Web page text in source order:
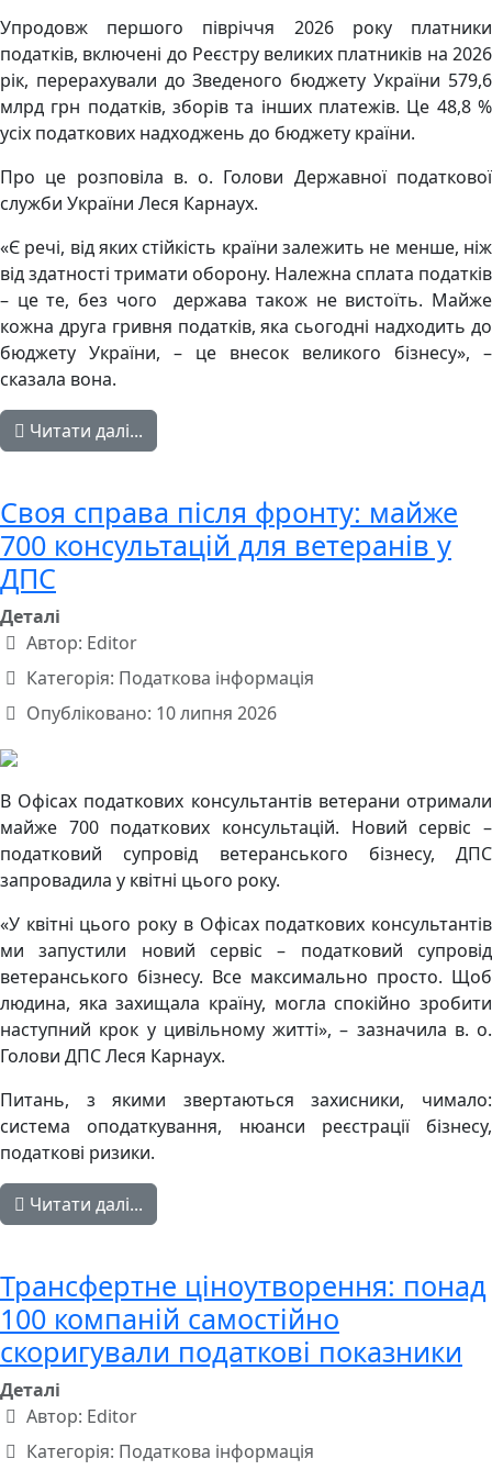
Упродовж першого півріччя 2026 року платники
податків, включені до Реєстру великих платників на 2026
рік, перерахували до Зведеного бюджету України 579,6
млрд грн податків, зборів та інших платежів. Це 48,8 %
усіх податкових надходжень до бюджету країни.
Про це розповіла в. о. Голови Державної податкової
служби України Леся Карнаух.
«Є речі, від яких стійкість країни залежить не менше, ніж
від здатності тримати оборону. Належна сплата податків
– це те, без чого держава також не вистоїть. Майже
кожна друга гривня податків, яка сьогодні надходить до
бюджету України, – це внесок великого бізнесу», –
сказала вона.
Читати далі...
Своя справа після фронту: майже
700 консультацій для ветеранів у
ДПС
Деталі
Автор: Editor
Категорія: Податкова інформація
Опубліковано: 10 липня 2026
В Офісах податкових консультантів ветерани отримали
майже 700 податкових консультацій. Новий сервіс –
податковий супровід ветеранського бізнесу, ДПС
запровадила у квітні цього року.
«У квітні цього року в Офісах податкових консультантів
ми запустили новий сервіс – податковий супровід
ветеранського бізнесу. Все максимально просто. Щоб
людина, яка захищала країну, могла спокійно зробити
наступний крок у цивільному житті», – зазначила в. о.
Голови ДПС Леся Карнаух.
Питань, з якими звертаються захисники, чимало:
система оподаткування, нюанси реєстрації бізнесу,
податкові ризики.
Читати далі...
Трансфертне ціноутворення: понад
100 компаній самостійно
скоригували податкові показники
Деталі
Автор: Editor
Категорія: Податкова інформація